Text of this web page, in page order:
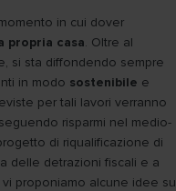
in cui dover
propria casa. Oltre al
si sta diffondendo sempre
in modo sostenibile e
per tali lavori verranno
risparmi nel medio-
di riqualificazione di
delle detrazioni fiscali e a
proponiamo alcune idee su